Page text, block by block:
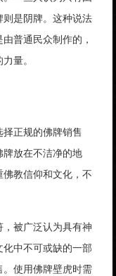
是阴牌。这种说法
普通民众制作的，
量。
正规的佛牌销售
牌放在不洁净的地
教信仰和文化，不
被广泛认为具有神
中不可或缺的一部
使用佛牌壁虎时需